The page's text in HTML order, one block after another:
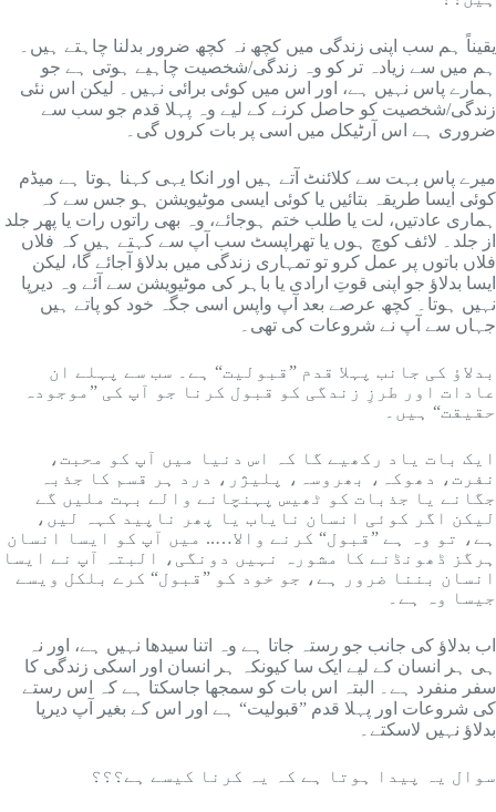
یقیناً ہم سب اپنی زندگی میں کچھ نہ کچھ ضرور بدلنا چاہتے ہیں۔
ہم میں سے زیادہ تر کو وہ زندگی/شخصیت چاہیے ہوتی ہے جو
ہمارے پاس نہیں ہے، اور اس میں کوئی برائی نہیں۔ لیکن اس نئی
زندگی/شخصیت کو حاصل کرنے کے لیے وہ پہلا قدم جو سب سے
ضروری ہے اس آرٹیکل میں اسی پر بات کروں گی۔
میرے پاس بہت سے کلائنٹ آتے ہیں اور انکا یہی کہنا ہوتا ہے میڈم
کوئی ایسا طریقہ بتائیں یا کوئی ایسی موٹیویشن ہو جس سے کہ
ہماری عادتیں، لت یا طلب ختم ہوجائے، وہ بھی راتوں رات یا پھر جلد
از جلد۔ لائف کوچ ہوں یا تھراپسٹ سب آپ سے کہتے ہیں کہ فلاں
فلاں باتوں پر عمل کرو تو تمہاری زندگی میں بدلاؤ آجائے گا، لیکن
ایسا بدلاؤ جو اپنی قوتِ ارادی یا باہر کی موٹیویشن سے آئے وہ دیرپا
نہیں ہوتا۔ کچھ عرصے بعد آپ واپس اسی جگہ خود کو پاتے ہیں
جہاں سے آپ نے شروعات کی تھی۔
بدلاؤ کی جانب پہلا قدم ”قبولیت“ ہے۔ سب سے پہلے ان
عادات اور طرزِ زندگی کو قبول کرنا جو آپ کی ”موجودہ
حقیقت“ ہیں۔
ایک بات یاد رکھیے گا کہ اس دنیا میں آپ کو محبت،
نفرت، دھوکہ، بھروسہ، پلیژر، درد ہر قسم کا جذبہ
جگانے یا جذبات کو ٹھیس پہنچانے والے بہت ملیں گے
لیکن اگر کوئی انسان نایاب یا پھر ناپید کہہ لیں،
ہے، تو وہ ہے ”قبول“ کرنے والا….. میں آپ کو ایسا انسان
ہرگز ڈھونڈنے کا مشورہ نہیں دونگی، البتہ آپ نے ایسا
انسان بننا ضرور ہے، جو خود کو ”قبول“ کرے بلکل ویسے
جیسا وہ ہے۔
اب بدلاؤ کی جانب جو رستہ جاتا ہے وہ اتنا سیدھا نہیں ہے، اور نہ
ہی ہر انسان کے لیے ایک سا کیونکہ ہر انسان اور اسکی زندگی کا
سفر منفرد ہے۔ البتہ اس بات کو سمجھا جاسکتا ہے کہ اس رستے
کی شروعات اور پہلا قدم ”قبولیت“ ہے اور اس کے بغیر آپ دیرپا
بدلاؤ نہیں لاسکتے۔
سوال یہ پیدا ہوتا ہے کہ یہ کرنا کیسے ہے؟؟؟